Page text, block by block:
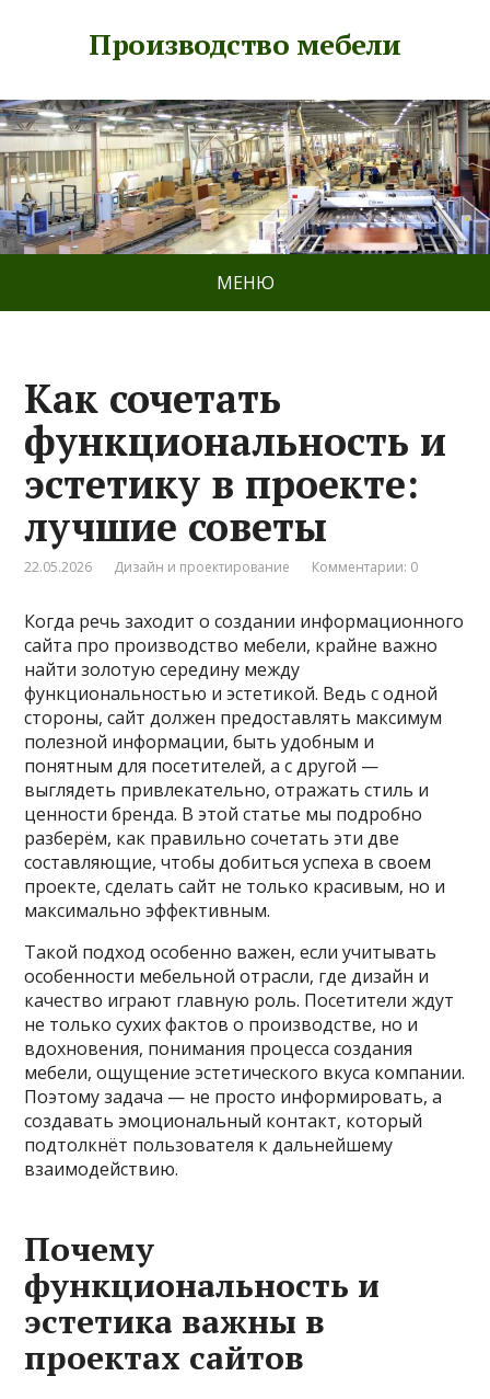
Производство мебели
МЕНЮ
Как сочетать
функциональность и
эстетику в проекте:
лучшие советы
22.05.2026 Дизайн и проектирование Комментарии: 0
Когда речь заходит о создании информационного
сайта про производство мебели, крайне важно
найти золотую середину между
функциональностью и эстетикой. Ведь с одной
стороны, сайт должен предоставлять максимум
полезной информации, быть удобным и
понятным для посетителей, а с другой —
выглядеть привлекательно, отражать стиль и
ценности бренда. В этой статье мы подробно
разберём, как правильно сочетать эти две
составляющие, чтобы добиться успеха в своем
проекте, сделать сайт не только красивым, но и
максимально эффективным.
Такой подход особенно важен, если учитывать
особенности мебельной отрасли, где дизайн и
качество играют главную роль. Посетители ждут
не только сухих фактов о производстве, но и
вдохновения, понимания процесса создания
мебели, ощущение эстетического вкуса компании.
Поэтому задача — не просто информировать, а
создавать эмоциональный контакт, который
подтолкнёт пользователя к дальнейшему
взаимодействию.
Почему
функциональность и
эстетика важны в
проектах сайтов